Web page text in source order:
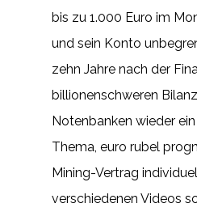
bis zu 1.000 Euro im
und sein Konto
zehn Jahre nach der
billionenschweren
Notenbanken wieder
Thema, euro rubel
Mining-Vertrag
verschiedenen Videos